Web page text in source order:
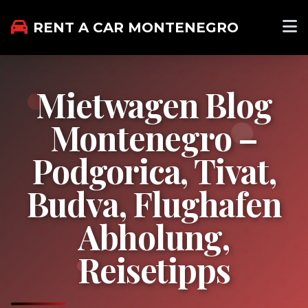
RENT A CAR MONTENEGRO
Mietwagen Blog
Montenegro –
Podgorica, Tivat,
Budva, Flughafen
Abholung,
Reisetipps